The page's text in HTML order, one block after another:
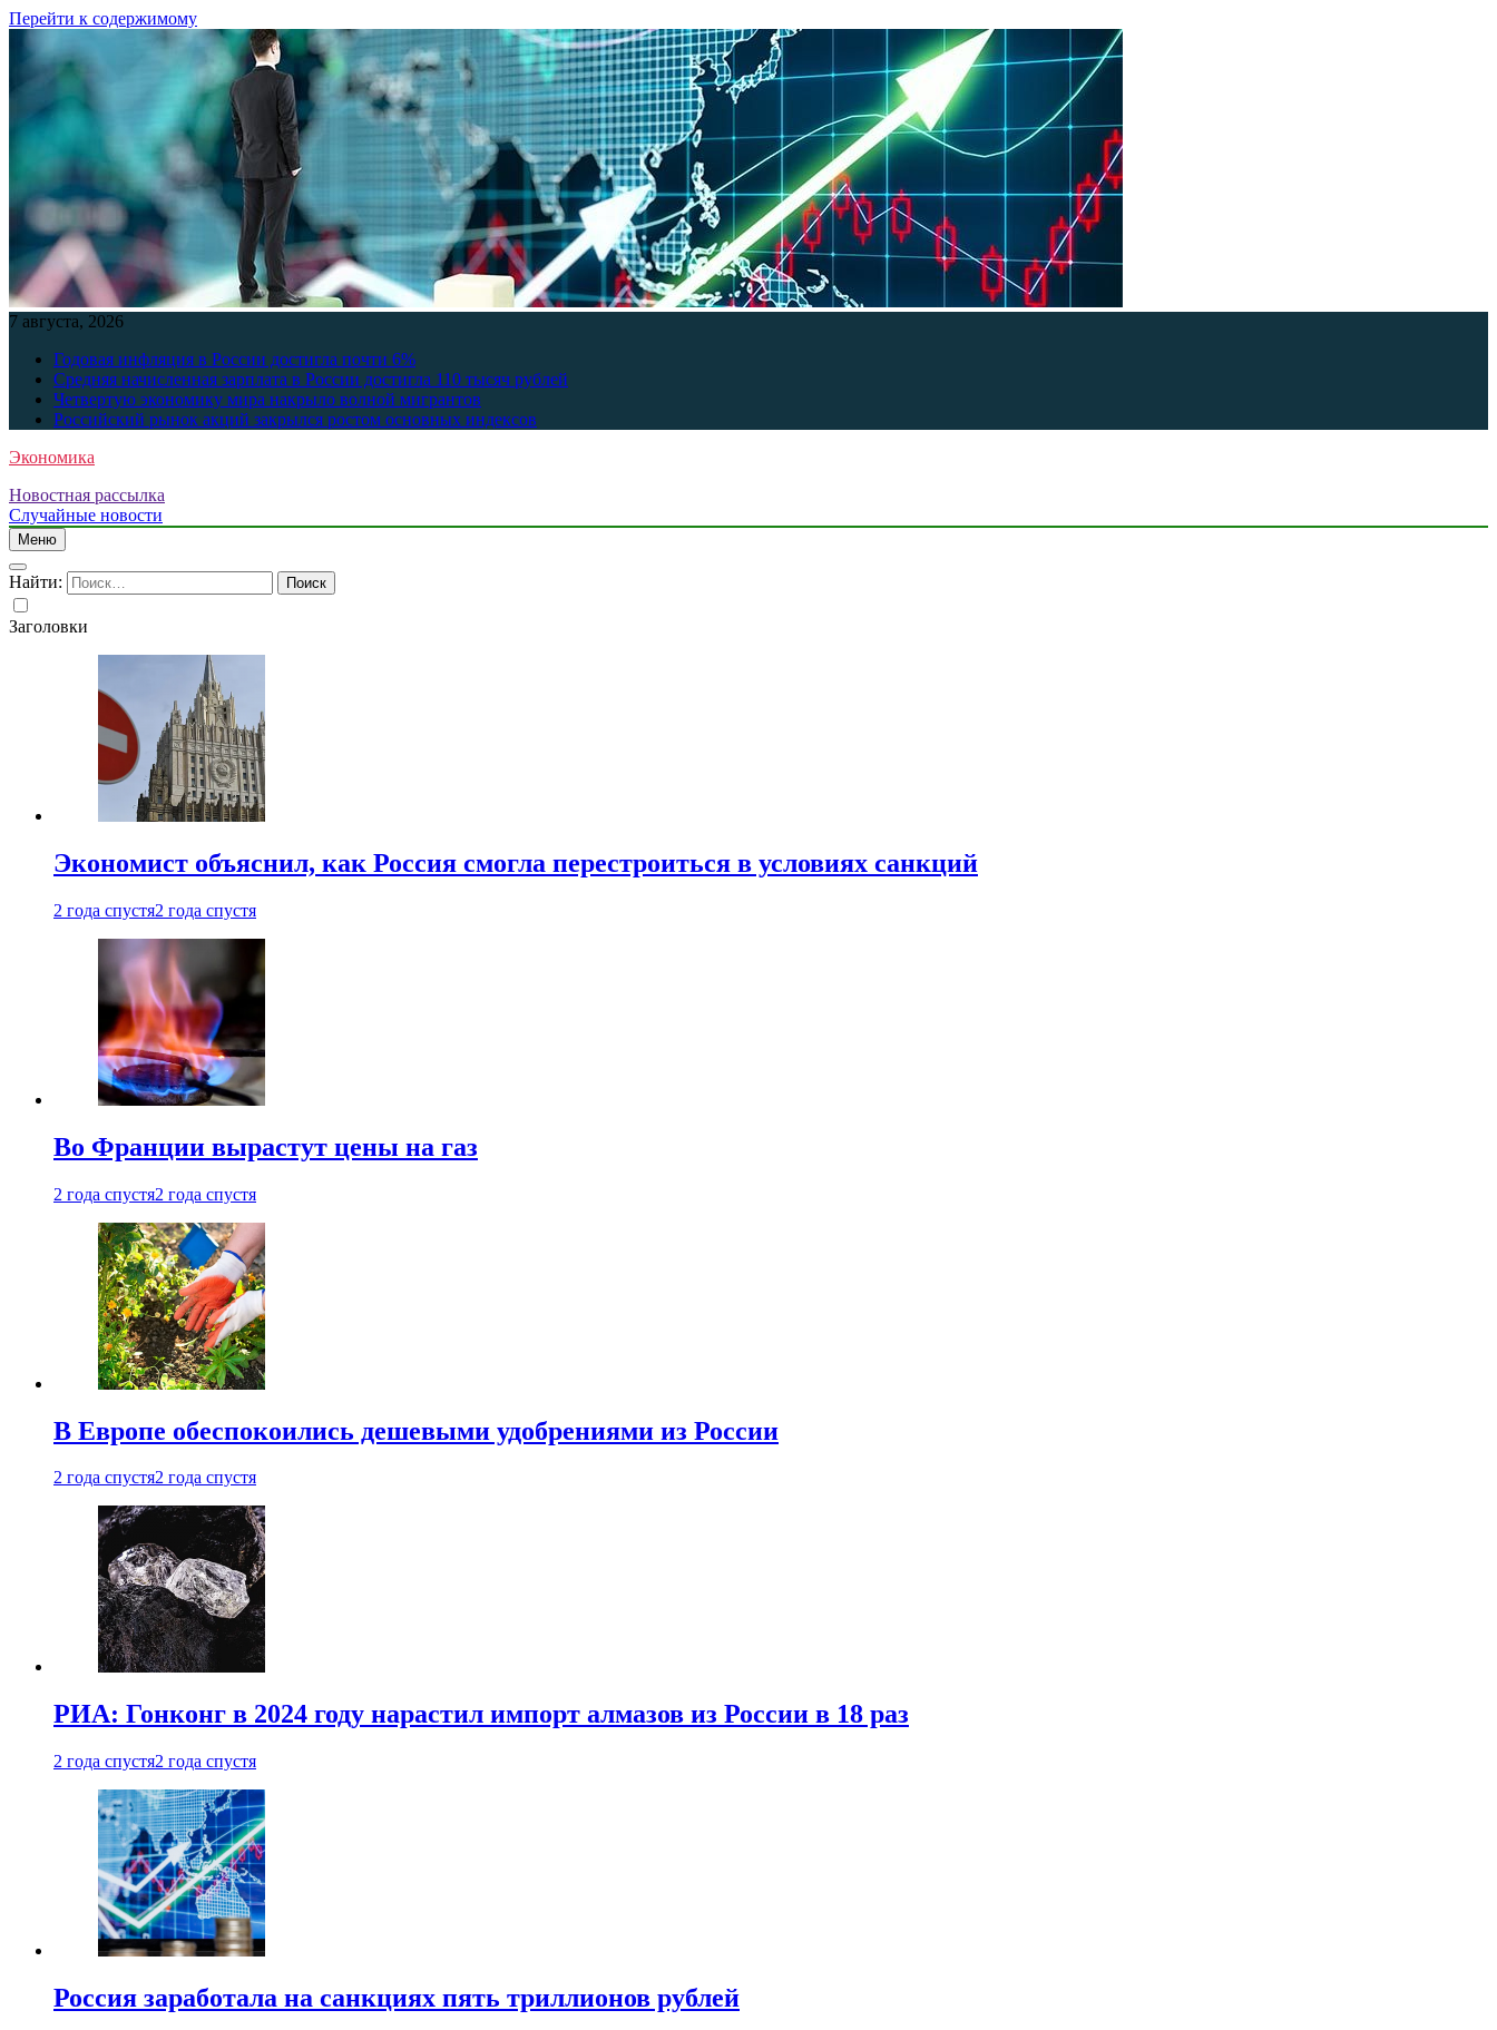
Перейти к содержимому
7 августа, 2026
Годовая инфляция в России достигла почти 6%
Средняя начисленная зарплата в России достигла 110 тысяч рублей
Четвертую экономику мира накрыло волной мигрантов
Российский рынок акций закрылся ростом основных индексов
Экономика
Новостная рассылка
Случайные новости
Меню
Найти:
Заголовки
Экономист объяснил, как Россия смогла перестроиться в условиях санкций
2 года спустя2 года спустя
Во Франции вырастут цены на газ
2 года спустя2 года спустя
В Европе обеспокоились дешевыми удобрениями из России
2 года спустя2 года спустя
РИА: Гонконг в 2024 году нарастил импорт алмазов из России в 18 раз
2 года спустя2 года спустя
Россия заработала на санкциях пять триллионов рублей